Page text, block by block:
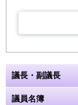
議長・副議長
議員名簿